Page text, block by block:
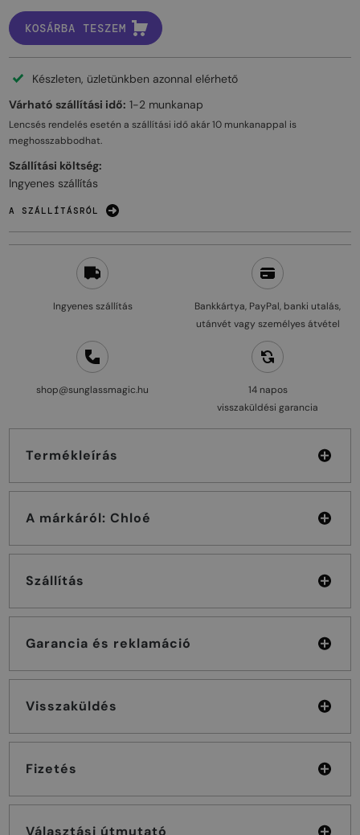
Ingyenes szállítás
Bankkártya, PayPal, banki utalás,
utánvét vagy személyes átvétel
shop@sunglassmagic.hu
14 napos
visszaküldési garancia
Termékleírás
A márkáról: Chloé
Szállítás
Garancia és reklamáció
Visszaküldés
Fizetés
Választási útmutató
KOSÁRBA TESZEM
Készleten, üzletünkben azonnal elérhető
Várható szállítási idő: 1-2 munkanap
Lencsés rendelés esetén a szállítási idő akár10 munkanappal is
meghosszabbodhat.
Szállítási költség:
Ingyenes szállítás
A SZÁLLÍTÁSRÓL